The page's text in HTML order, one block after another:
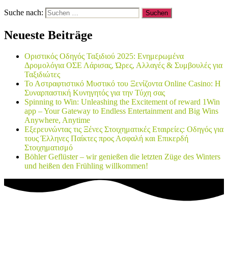
Suche nach:
Neueste Beiträge
Οριστικός Οδηγός Ταξιδιού 2025: Ενημερωμένα
Δρομολόγια ΟΣΕ Λάρισας, Ώρες, Αλλαγές & Συμβουλές για
Ταξιδιώτες
Το Αστραφτιστικό Μυστικό του Ξενίζοντα Online Casino: Η
Συναρπαστική Κυνηγητός για την Τύχη σας
Spinning to Win: Unleashing the Excitement of reward 1Win
app – Your Gateway to Endless Entertainment and Big Wins
Anywhere, Anytime
Εξερευνώντας τις Ξένες Στοιχηματικές Εταιρείες: Οδηγός για
τους Έλληνες Παίκτες προς Ασφαλή και Επικερδή
Στοιχηματισμό
Böhler Geflüster – wir genießen die letzten Züge des Winters
und heißen den Frühling willkommen!